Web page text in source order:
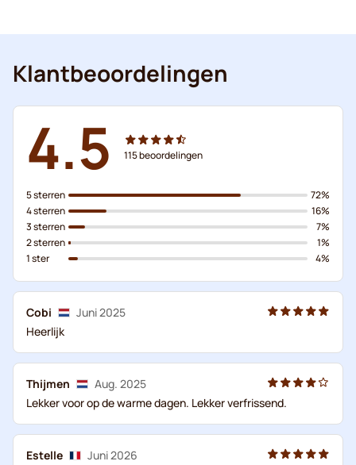
Klantbeoordelingen
4.5 115beoordelingen
5 sterren
4 sterren
3 sterren
2 sterren
1 ster
72%
16%
7%
1%
4%
Cobi
Juni 2025
Heerlijk
Thijmen
Aug. 2025
Lekker voor op de warme dagen. Lekker verfrissend.
Estelle
Juni 2026